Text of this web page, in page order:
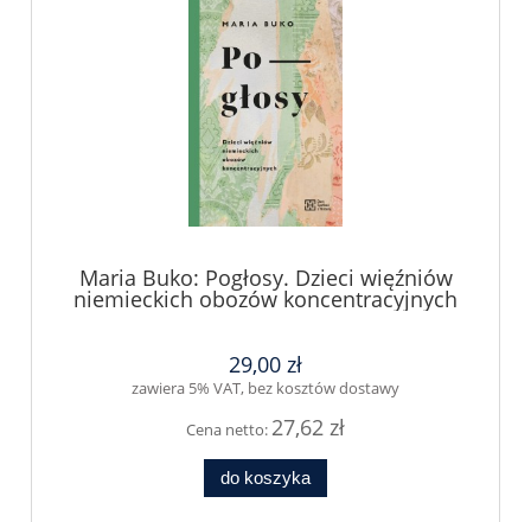
Maria Buko: Pogłosy. Dzieci więźniów
niemieckich obozów koncentracyjnych
29,00 zł
zawiera 5% VAT, bez kosztów dostawy
Cena netto: 27,62 zł
do koszyka